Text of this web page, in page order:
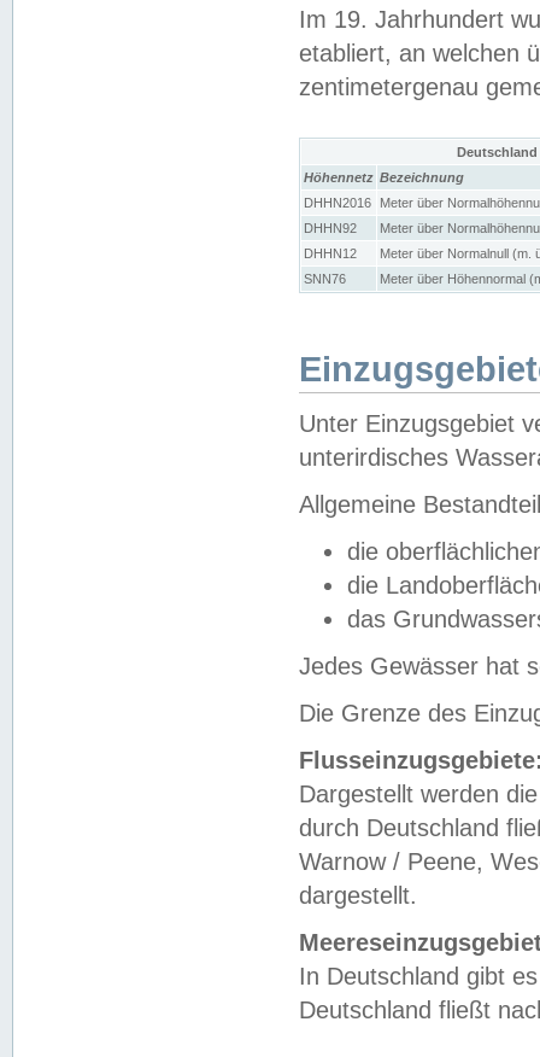
Im 19. Jahrhundert
etabliert, an welchen
zentimetergenau
Höhennetz Bezeichnung
DHHN2016
Meter über
DHHN92
Meter über
DHHN12
Meter über Normalnull (m.
SNN76
Meter über Höhennormal
Unter Einzugsgebiet
unterirdisches
Allgemeine
die
die
das
Jedes Gewässer hat
Die Grenze des
Dargestellt werden
durch Deutschland
Warnow / Peene,
dargestellt.
In Deutschland gibt
Deutschland fließt